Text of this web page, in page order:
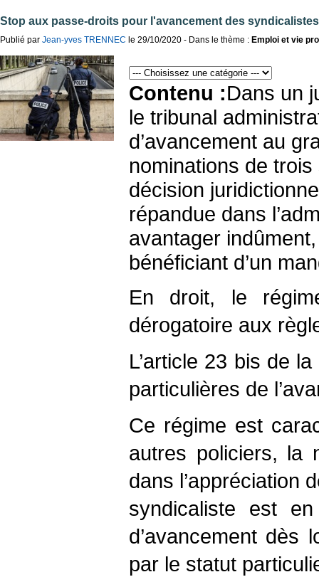
Stop aux passe-droits pour l'avancement des
Publié par Jean-yves TRENNEC le 29/10/2020 - Dans le thème : Emploi et vie
Contenu :Dans un
le tribunal
d’avancement au
nominations de
décision
répandue dans
avantager
bénéficiant d’un
En droit, le
dérogatoire aux
L’article 23 bis de
particulières de
Ce régime est
autres policiers, la
dans l’appréciation
syndicaliste est
d’avancement dès
par le statut